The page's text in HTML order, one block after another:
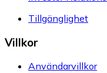
Tillgänglighet
Villkor
Användarvillkor